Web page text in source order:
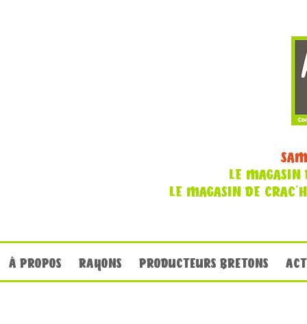
LE MAGASIN
LE MAGASIN DE
À PROPOS RAYONS PRODUCTEURS BRETONS